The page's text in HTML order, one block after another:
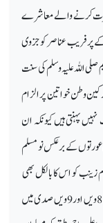
نفرت کرنے والے معاشرے
پرفریب عناصر کو جزوی
اللہ علیہ وسلم کی سنت
وطن خواتین پر الزام
پہنتی ہیں کیونکہ ان
کے برعکس نو مسلم
کو اس کا بالکل بھی
احساس نہیں ہے کہ نقاب پہننے کو منتخب کر کے وہ خود فارس میں 8ویں اور 9ویں صدی میں